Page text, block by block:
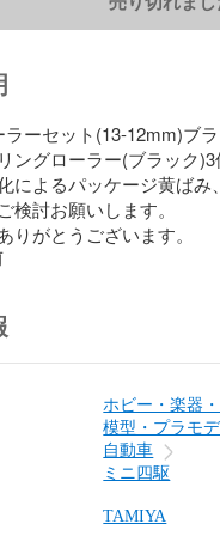
ーセット(13-12mm)ブ
ングローラー(ブラック)3
によるパッケージ黄ばみ
検討お願いします。
りがとうございます。
ホビー・楽器
模型・プラモ
自動車
ミニ四駆
TAMIYA